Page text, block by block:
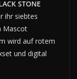
STONE
ihr siebtes
Mascot
wird auf rotem
und digital